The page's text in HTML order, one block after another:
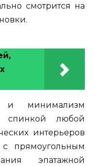
смотрится на
и минимализм
спинкой любой
интерьеров
прямоугольным
эпатажной